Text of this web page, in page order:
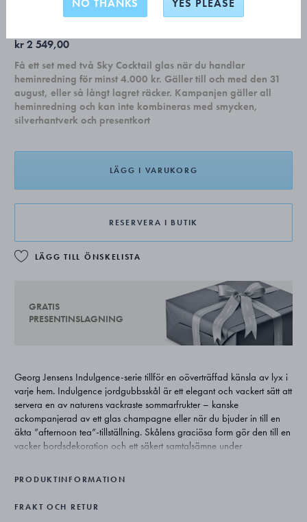
kr 2 549,00
Få ett set med två Sky Cocktail glas när du handlar
heminredning för minst 4.000 kr. Gäller till och med den 31
august, eller så långt lagret räcker. Kampanjen gäller all
heminredning och kan inte kombineras med smycken,
silverhantverk och presentkort
LÄGG I VARUKORG
RESERVERA I BUTIK
LÄGG TILL ÖNSKELISTA
GRATIS
PRESENTINSLAGNING
Georg Jensens Indulgence-serie tillför en oöverträffad känsla av lyx i
varje hem. Indulgence jordgubbsskål är ett elegant och vackert sätt att
servera en av naturens vackraste sommarfrukter – kanske
ackompanjerad av ett glas champagne eller när du bjuder in till en
äkta ”afternoon tea”-tillställning. Skålens graciösa form gör den till en
vacker bordsdekoration och ett säkert samtalsämne under
Formgivaren Helle Damkjær skapar verk som bygger på den
personlighet och skulpturell identitet. Hennes verk finns också
PRODUKTINFORMATION
FRAKT OCH RETUR
NO THANKS YES PLEASE